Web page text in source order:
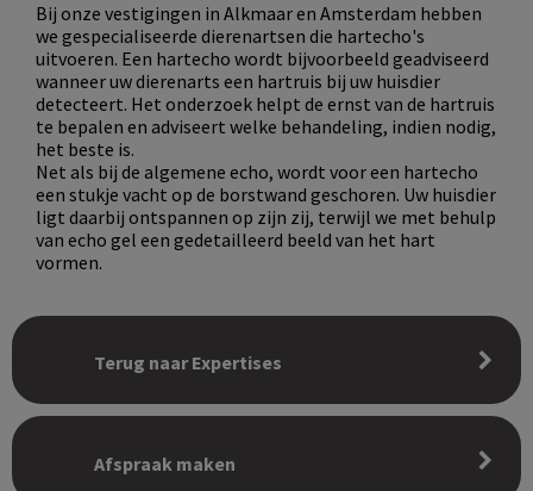
Bij onze vestigingen in Alkmaar en Amsterdam hebben
we gespecialiseerde dierenartsen die hartecho's
uitvoeren. Een hartecho wordt bijvoorbeeld geadviseerd
wanneer uw dierenarts een hartruis bij uw huisdier
detecteert. Het onderzoek helpt de ernst van de hartruis
te bepalen en adviseert welke behandeling, indien nodig,
het beste is.
Net als bij de algemene echo, wordt voor een hartecho
een stukje vacht op de borstwand geschoren. Uw huisdier
ligt daarbij ontspannen op zijn zij, terwijl we met behulp
van echo gel een gedetailleerd beeld van het hart
vormen.
Terug naar Expertises
Afspraak maken